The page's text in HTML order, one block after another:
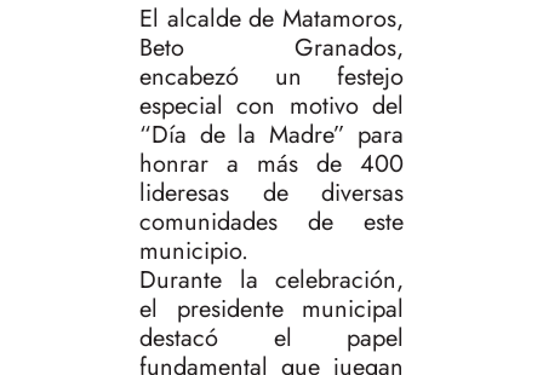
El alcalde de Matamoros,
Beto Granados,
encabezó un festejo
especial con motivo del
“Día de la Madre” para
honrar a más de 400
lideresas de diversas
comunidades de este
municipio.
Durante la celebración,
el presidente municipal
destacó el papel
fundamental que juegan